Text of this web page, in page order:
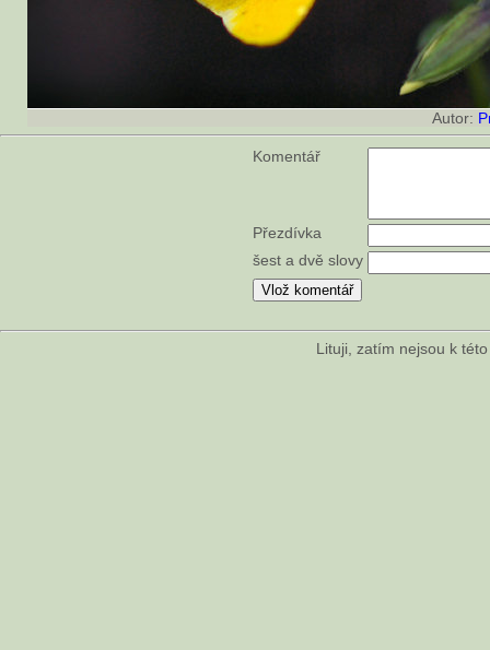
Autor:
Komentář
Přezdívka
šest a dvě slovy
Lituji, zatím nejsou k